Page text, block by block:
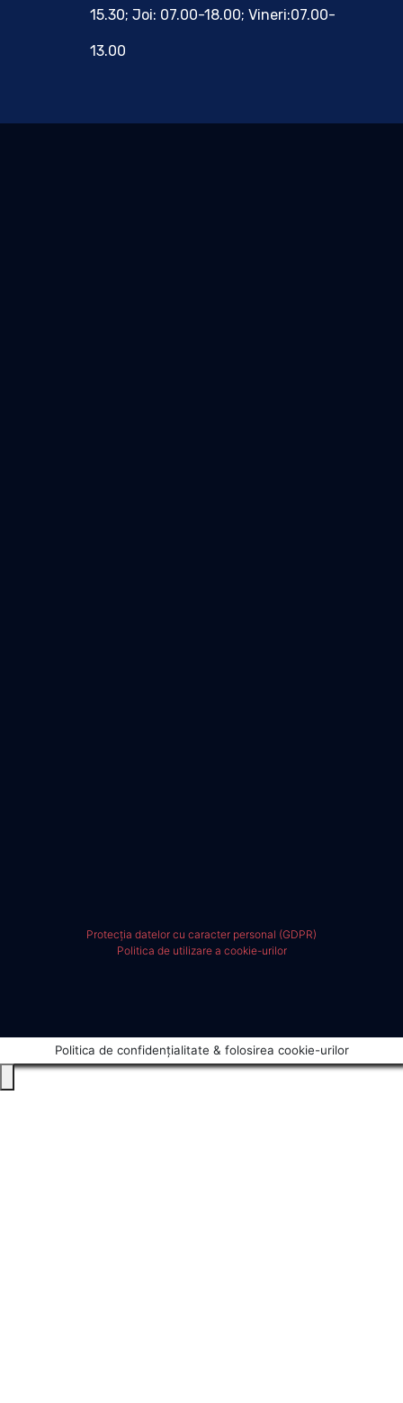
15.30; Joi: 07.00-18.00; Vineri:07.00-
13.00
Protecția datelor cu caracter personal (GDPR)
Politica de utilizare a cookie-urilor
Politica de confidențialitate & folosirea cookie-urilor